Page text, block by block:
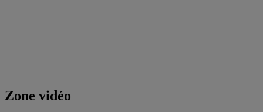
Zone vidéo